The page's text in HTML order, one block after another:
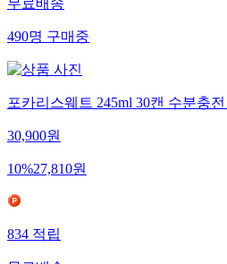
무료배송
490명구매중
포카리스웨트 245ml 30캔 수분충
30,900원
10%27,810원
834적립